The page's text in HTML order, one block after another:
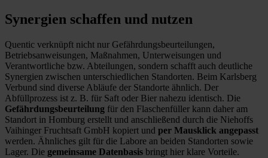
Synergien schaffen und nutzen
Quentic verknüpft nicht nur Gefährdungsbeurteilungen,
Betriebsanweisungen, Maßnahmen, Unterweisungen und
Verantwortliche bzw. Abteilungen, sondern schafft auch deutliche
Synergien zwischen unterschiedlichen Standorten. Beim Karlsberg
Verbund sind diverse Abläufe der Standorte ähnlich. Der
Abfüllprozess ist z. B. für Saft oder Bier nahezu identisch. Die
Gefährdungsbeurteilung für den Flaschenfüller kann daher am
Standort in Homburg erstellt und anschließend durch die Niehoffs
Vaihinger Fruchtsaft GmbH kopiert und per Mausklick angepasst
werden. Ähnliches gilt für die Labore an beiden Standorten sowie
Lager. Die gemeinsame Datenbasis bringt hier klare Vorteile.